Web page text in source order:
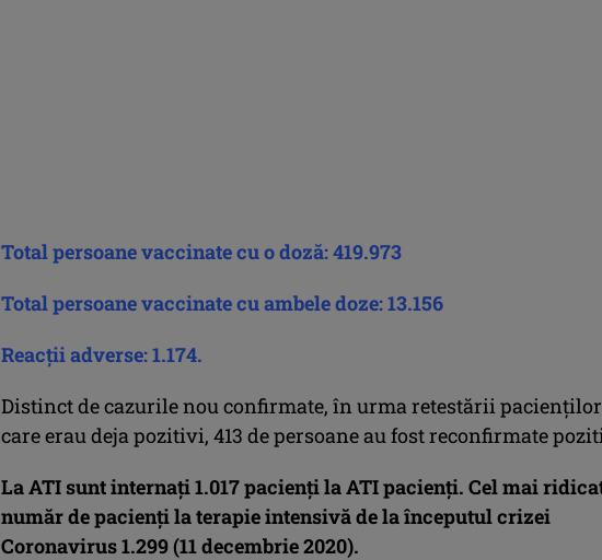
Total persoane vaccinate cu o doză: 419.973
Total persoane vaccinate cu ambele doze: 13.156
Reacţii adverse: 1.174.
Distinct de cazurile nou confirmate, în urma retestării pacienților
care erau deja pozitivi, 413 de persoane au fost reconfirmate
La ATI sunt internați 1.017 pacienţi la ATI pacienți. Cel mai
număr de pacienţi la terapie intensivă de la începutul crizei
Coronavirus 1.299 (11 decembrie 2020).